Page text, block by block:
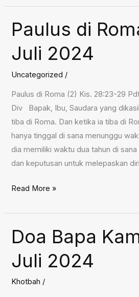
Roma
(3),
4
Agustus
Paulus di
Juli 2024
Uncategorized /
Paulus di Roma (2) Kis. 28:23-29
Div Bapak, Ibu, Saudara yang
tiba di Roma. Dan ketika ia tiba di
hanya tinggal di sana menunggu
dia memiliki waktu dua tahun di
dan keputusan untuk melepaskan diri
Paulus
Roma
(2),
28
Juli
Read More »
Doa Bapa
Juli 2024
Khotbah /